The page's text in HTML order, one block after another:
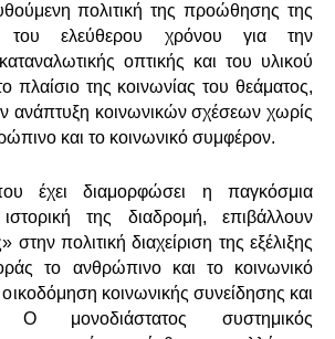
πολιτική της προώθησης της
του ελεύθερου χρόνου για την
οπτικής και του υλικού
πλαίσιο της κοινωνίας του θεάματος,
ανάπτυξη κοινωνικών σχέσεων χωρίς
και το κοινωνικό συμφέρον.
έχει διαμορφώσει η παγκόσμια
της διαδρομή, επιβάλλουν
πολιτική διαχείριση της εξέλιξης
το ανθρώπινο και το κοινωνικό
κοινωνικής συνείδησης και
Ο μονοδιάστατος συστημικός